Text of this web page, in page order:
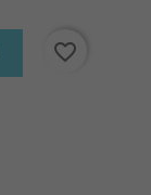
favorite_border